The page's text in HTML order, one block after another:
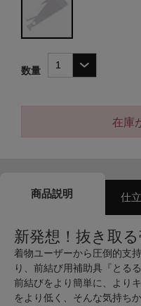
数量
在庫
商品説明 仕
新発想！抜き取
着物ユーザーから圧倒的支
り、前結び用補助具『とる
前結びをより簡単に、より
をより低く、そんな気持ち